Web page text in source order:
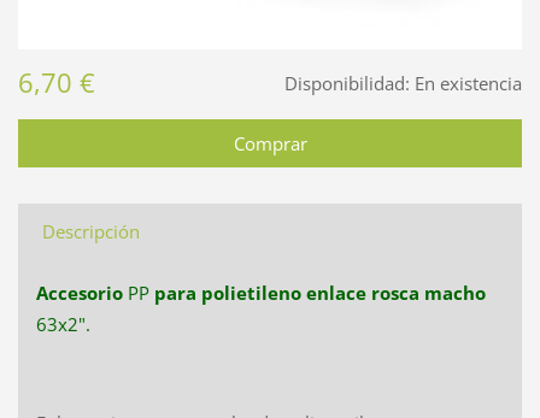
Disponibilidad: En existencia
6,70 €
Descripción
Accesorio PP para polietileno enlace rosca macho
63x2".